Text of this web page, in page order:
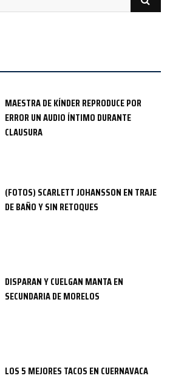
MAESTRA DE KÍNDER REPRODUCE POR
ERROR UN AUDIO ÍNTIMO DURANTE
CLAUSURA
(FOTOS) SCARLETT JOHANSSON EN TRAJE
DE BAÑO Y SIN RETOQUES
DISPARAN Y CUELGAN MANTA EN
SECUNDARIA DE MORELOS
LOS 5 MEJORES TACOS EN CUERNAVACA